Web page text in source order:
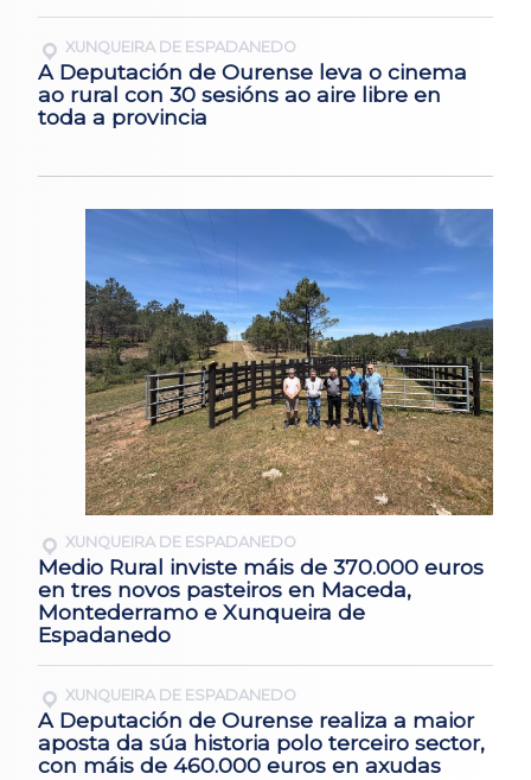
XUNQUEIRA DE ESPADANEDO
A Deputación de Ourense leva o cinema
ao rural con 30 sesións ao aire libre en
toda a provincia
XUNQUEIRA DE ESPADANEDO
Medio Rural inviste máis de 370.000 euros
en tres novos pasteiros en Maceda,
Montederramo e Xunqueira de
Espadanedo
XUNQUEIRA DE ESPADANEDO
A Deputación de Ourense realiza a maior
aposta da súa historia polo terceiro sector,
con máis de 460.000 euros en axudas